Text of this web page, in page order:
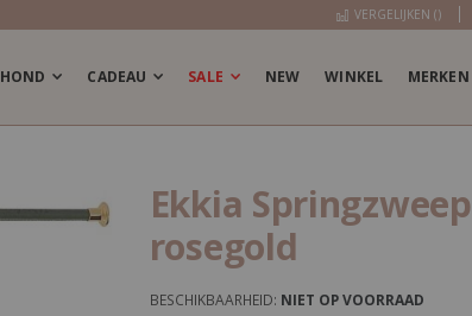
VERGELIJKEN ()
HOND CADEAU SALE NEW WINKEL MERKEN
Ekkia Springzweep
rosegold
BESCHIKBAARHEID: NIET OP VOORRAAD